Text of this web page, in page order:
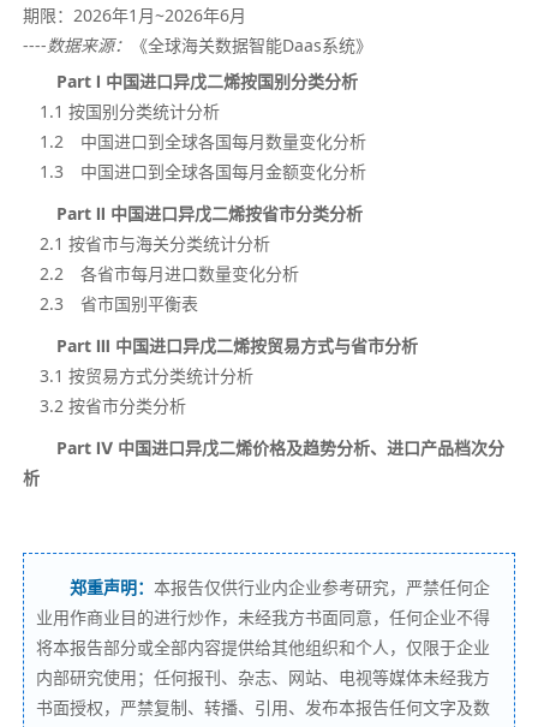
期限： 2026年1月~2026年6月
----数据来源：
《全球海关数据智能Daas系统》
Part Ⅰ 中国进口异戊二烯按国别分类分析
1.1 按国别分类统计分析
1.2 中国进口到全球各国每月数量变化分析
1.3 中国进口到全球各国每月金额变化分析
Part Ⅱ 中国进口异戊二烯按省市分类分析
2.1 按省市与海关分类统计分析
2.2 各省市每月进口数量变化分析
2.3 省市国别平衡表
Part Ⅲ 中国进口异戊二烯按贸易方式与省市分析
3.1 按贸易方式分类统计分析
3.2 按省市分类分析
Part Ⅳ 中国进口异戊二烯价格及趋势分析、进口产品档次分
析
郑重声明： 本报告仅供行业内企业参考研究，严禁任何企
业用作商业目的进行炒作，未经我方书面同意，任何企业不得
将本报告部分或全部内容提供给其他组织和个人，仅限于企业
内部研究使用；任何报刊、杂志、网站、电视等媒体未经我方
书面授权，严禁复制、转播、引用、发布本报告任何文字及数